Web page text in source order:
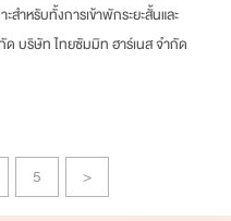
ำหรับทั้งการเข้าพักระยะสั้นและ
ด บริษัท ไทยซัมมิท ฮาร์เนส จำกัด
5 >